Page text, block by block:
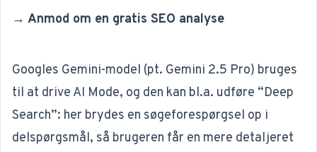
→ Anmod om en gratis SEO analyse
Googles Gemini-model (pt. Gemini 2.5 Pro) bruges
til at drive AI Mode, og den kan bl.a. udføre “Deep
Search”: her brydes en søgeforespørgsel op i
delspørgsmål, så brugeren får en mere detaljeret